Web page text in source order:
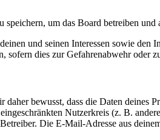
um das Board betreiben und
und seinen Interessen sowie
dies zur Gefahrenabwehr oder
bewusst, dass die Daten
Nutzerkreis (z. B.
Die E-Mail-Adresse aus